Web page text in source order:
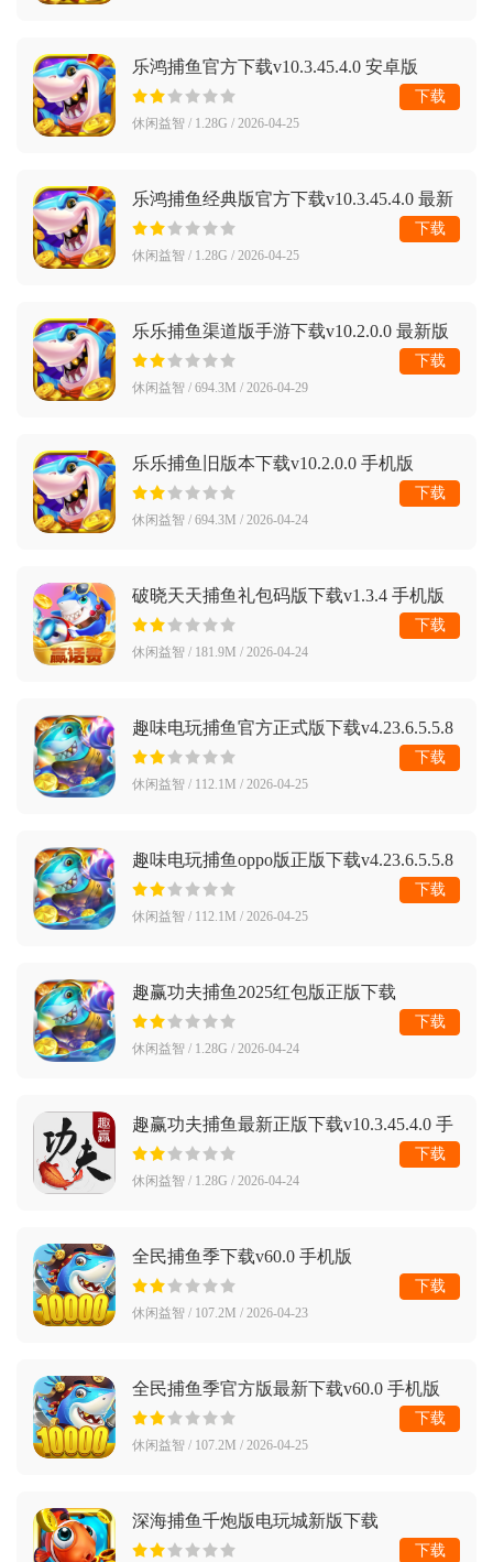
乐鸿捕鱼官方下载v10.3.45.4.0 安卓版
休闲益智 / 1.28G / 2026-04-25
下载
乐鸿捕鱼经典版官方下载v10.3.45.4.0 最新
版
休闲益智 / 1.28G / 2026-04-25
下载
乐乐捕鱼渠道版手游下载v10.2.0.0 最新版
休闲益智 / 694.3M / 2026-04-29
下载
乐乐捕鱼旧版本下载v10.2.0.0 手机版
休闲益智 / 694.3M / 2026-04-24
下载
破晓天天捕鱼礼包码版下载v1.3.4 手机版
休闲益智 / 181.9M / 2026-04-24
下载
趣味电玩捕鱼官方正式版下载v4.23.6.5.5.8
手机版
休闲益智 / 112.1M / 2026-04-25
下载
趣味电玩捕鱼oppo版正版下载v4.23.6.5.5.8
最新版
休闲益智 / 112.1M / 2026-04-25
下载
趣赢功夫捕鱼2025红包版正版下载
v10.3.45.4.0 安卓版
休闲益智 / 1.28G / 2026-04-24
下载
趣赢功夫捕鱼最新正版下载v10.3.45.4.0 手
机版
休闲益智 / 1.28G / 2026-04-24
下载
全民捕鱼季下载v60.0 手机版
休闲益智 / 107.2M / 2026-04-23
下载
全民捕鱼季官方版最新下载v60.0 手机版
休闲益智 / 107.2M / 2026-04-25
下载
深海捕鱼千炮版电玩城新版下载
v10.3.45.4.0 最新版
下载